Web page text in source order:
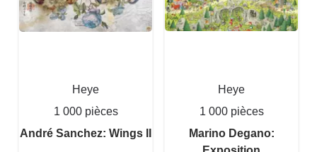
Heye
1 000 pièces
André Sanchez: Wings II
Heye
1 000 pièces
Marino Degano: